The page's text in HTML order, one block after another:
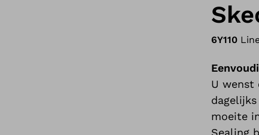
6Y110
U wenst
moeite
Sealing